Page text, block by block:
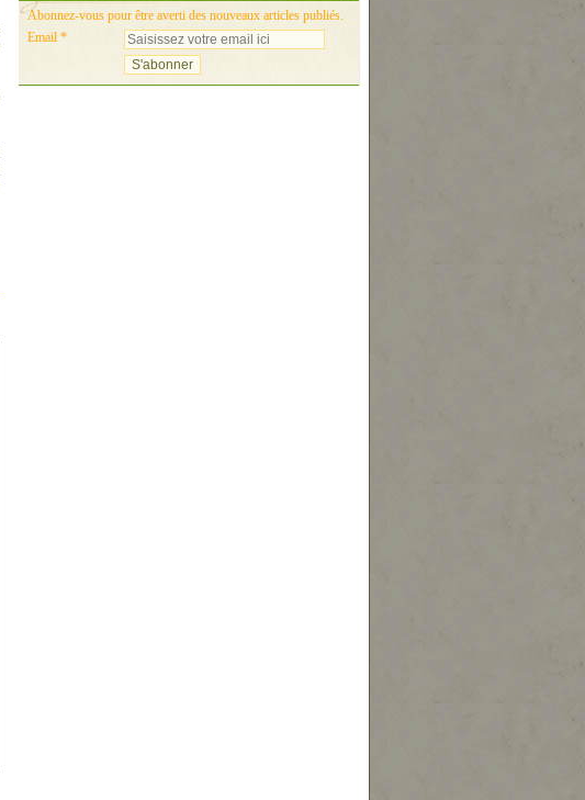
Abonnez-vous pour être averti des nouveaux articles publiés.
Email